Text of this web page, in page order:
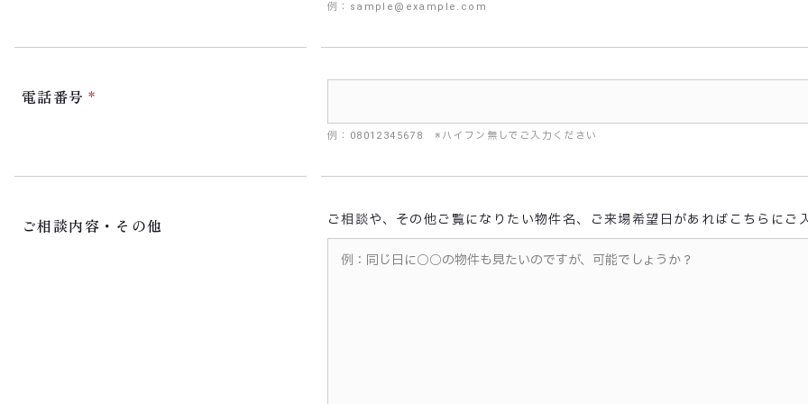
例：sample@example.com
電話番号
例：08012345678 ※ハイフン無しでご入力ください
ご相談内容・その他 ご相談や、その他ご覧になりたい物件名、ご来場希望日があればこちらにご